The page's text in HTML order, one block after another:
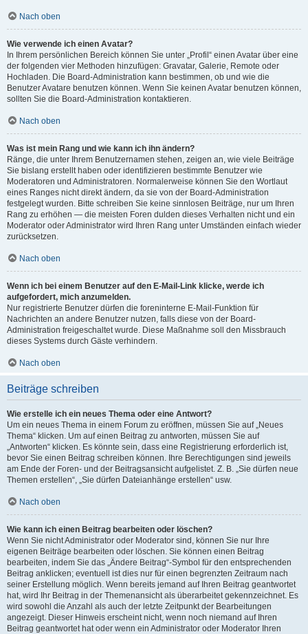
Nach oben
Wie verwende ich einen Avatar?
In Ihrem persönlichen Bereich können Sie unter „Profil“ einen Avatar über eine
der folgenden vier Methoden hinzufügen: Gravatar, Galerie, Remote oder
Hochladen. Die Board-Administration kann bestimmen, ob und wie die
Benutzer Avatare benutzen können. Wenn Sie keinen Avatar benutzen können,
sollten Sie die Board-Administration kontaktieren.
Nach oben
Was ist mein Rang und wie kann ich ihn ändern?
Ränge, die unter Ihrem Benutzernamen stehen, zeigen an, wie viele Beiträge
Sie bislang erstellt haben oder identifizieren bestimmte Benutzer wie
Moderatoren und Administratoren. Normalerweise können Sie den Wortlaut
eines Ranges nicht direkt ändern, da sie von der Board-Administration
festgelegt wurden. Bitte schreiben Sie keine sinnlosen Beiträge, nur um Ihren
Rang zu erhöhen — die meisten Foren dulden dieses Verhalten nicht und ein
Moderator oder Administrator wird Ihren Rang unter Umständen einfach wieder
zurücksetzen.
Nach oben
Wenn ich bei einem Benutzer auf den E-Mail-Link klicke, werde ich
aufgefordert, mich anzumelden.
Nur registrierte Benutzer dürfen die foreninterne E-Mail-Funktion für
Nachrichten an andere Benutzer nutzen, falls diese von der Board-
Administration freigeschaltet wurde. Diese Maßnahme soll den Missbrauch
dieses Systems durch Gäste verhindern.
Nach oben
Beiträge schreiben
Wie erstelle ich ein neues Thema oder eine Antwort?
Um ein neues Thema in einem Forum zu eröffnen, müssen Sie auf „Neues
Thema“ klicken. Um auf einen Beitrag zu antworten, müssen Sie auf
„Antworten“ klicken. Es könnte sein, dass eine Registrierung erforderlich ist,
bevor Sie einen Beitrag schreiben können. Ihre Berechtigungen sind jeweils
am Ende der Foren- und der Beitragsansicht aufgelistet. Z. B. „Sie dürfen neue
Themen erstellen“, „Sie dürfen Dateianhänge erstellen“ usw.
Nach oben
Wie kann ich einen Beitrag bearbeiten oder löschen?
Wenn Sie nicht Administrator oder Moderator sind, können Sie nur Ihre
eigenen Beiträge bearbeiten oder löschen. Sie können einen Beitrag
bearbeiten, indem Sie das „Ändere Beitrag“-Symbol für den entsprechenden
Beitrag anklicken; eventuell ist dies nur für einen begrenzten Zeitraum nach
seiner Erstellung möglich. Wenn bereits jemand auf Ihren Beitrag geantwortet
hat, wird Ihr Beitrag in der Themenansicht als überarbeitet gekennzeichnet. Es
wird sowohl die Anzahl als auch der letzte Zeitpunkt der Bearbeitungen
angezeigt. Dieser Hinweis erscheint nicht, wenn noch niemand auf Ihren
Beitrag geantwortet hat oder wenn ein Administrator oder Moderator Ihren